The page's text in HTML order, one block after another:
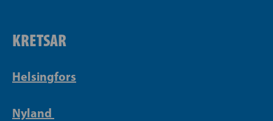
KRETSAR
Helsingfors
Nyland